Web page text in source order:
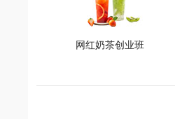
咖啡甜点创业班
火爆的专业
网红奶茶创业班